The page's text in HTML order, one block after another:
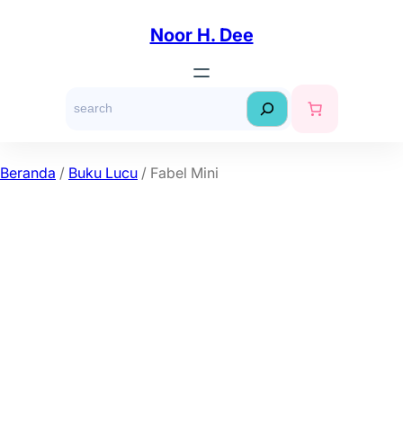
Noor H. Dee
r
Beranda / Buku Lucu / Fabel Mini